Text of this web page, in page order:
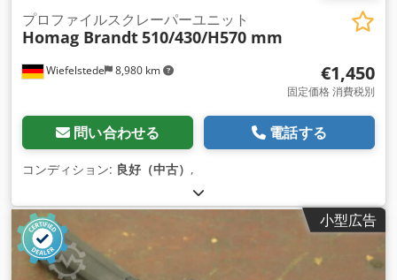
Wiefelstede 8,980 km
プロファイルスクレーパーユニット
Homag Brandt510/430/H570 mm
€1,450
固定価格 消費税別
問い合わせる 電話する
コンディション: 良好（中古） ,
小型広告